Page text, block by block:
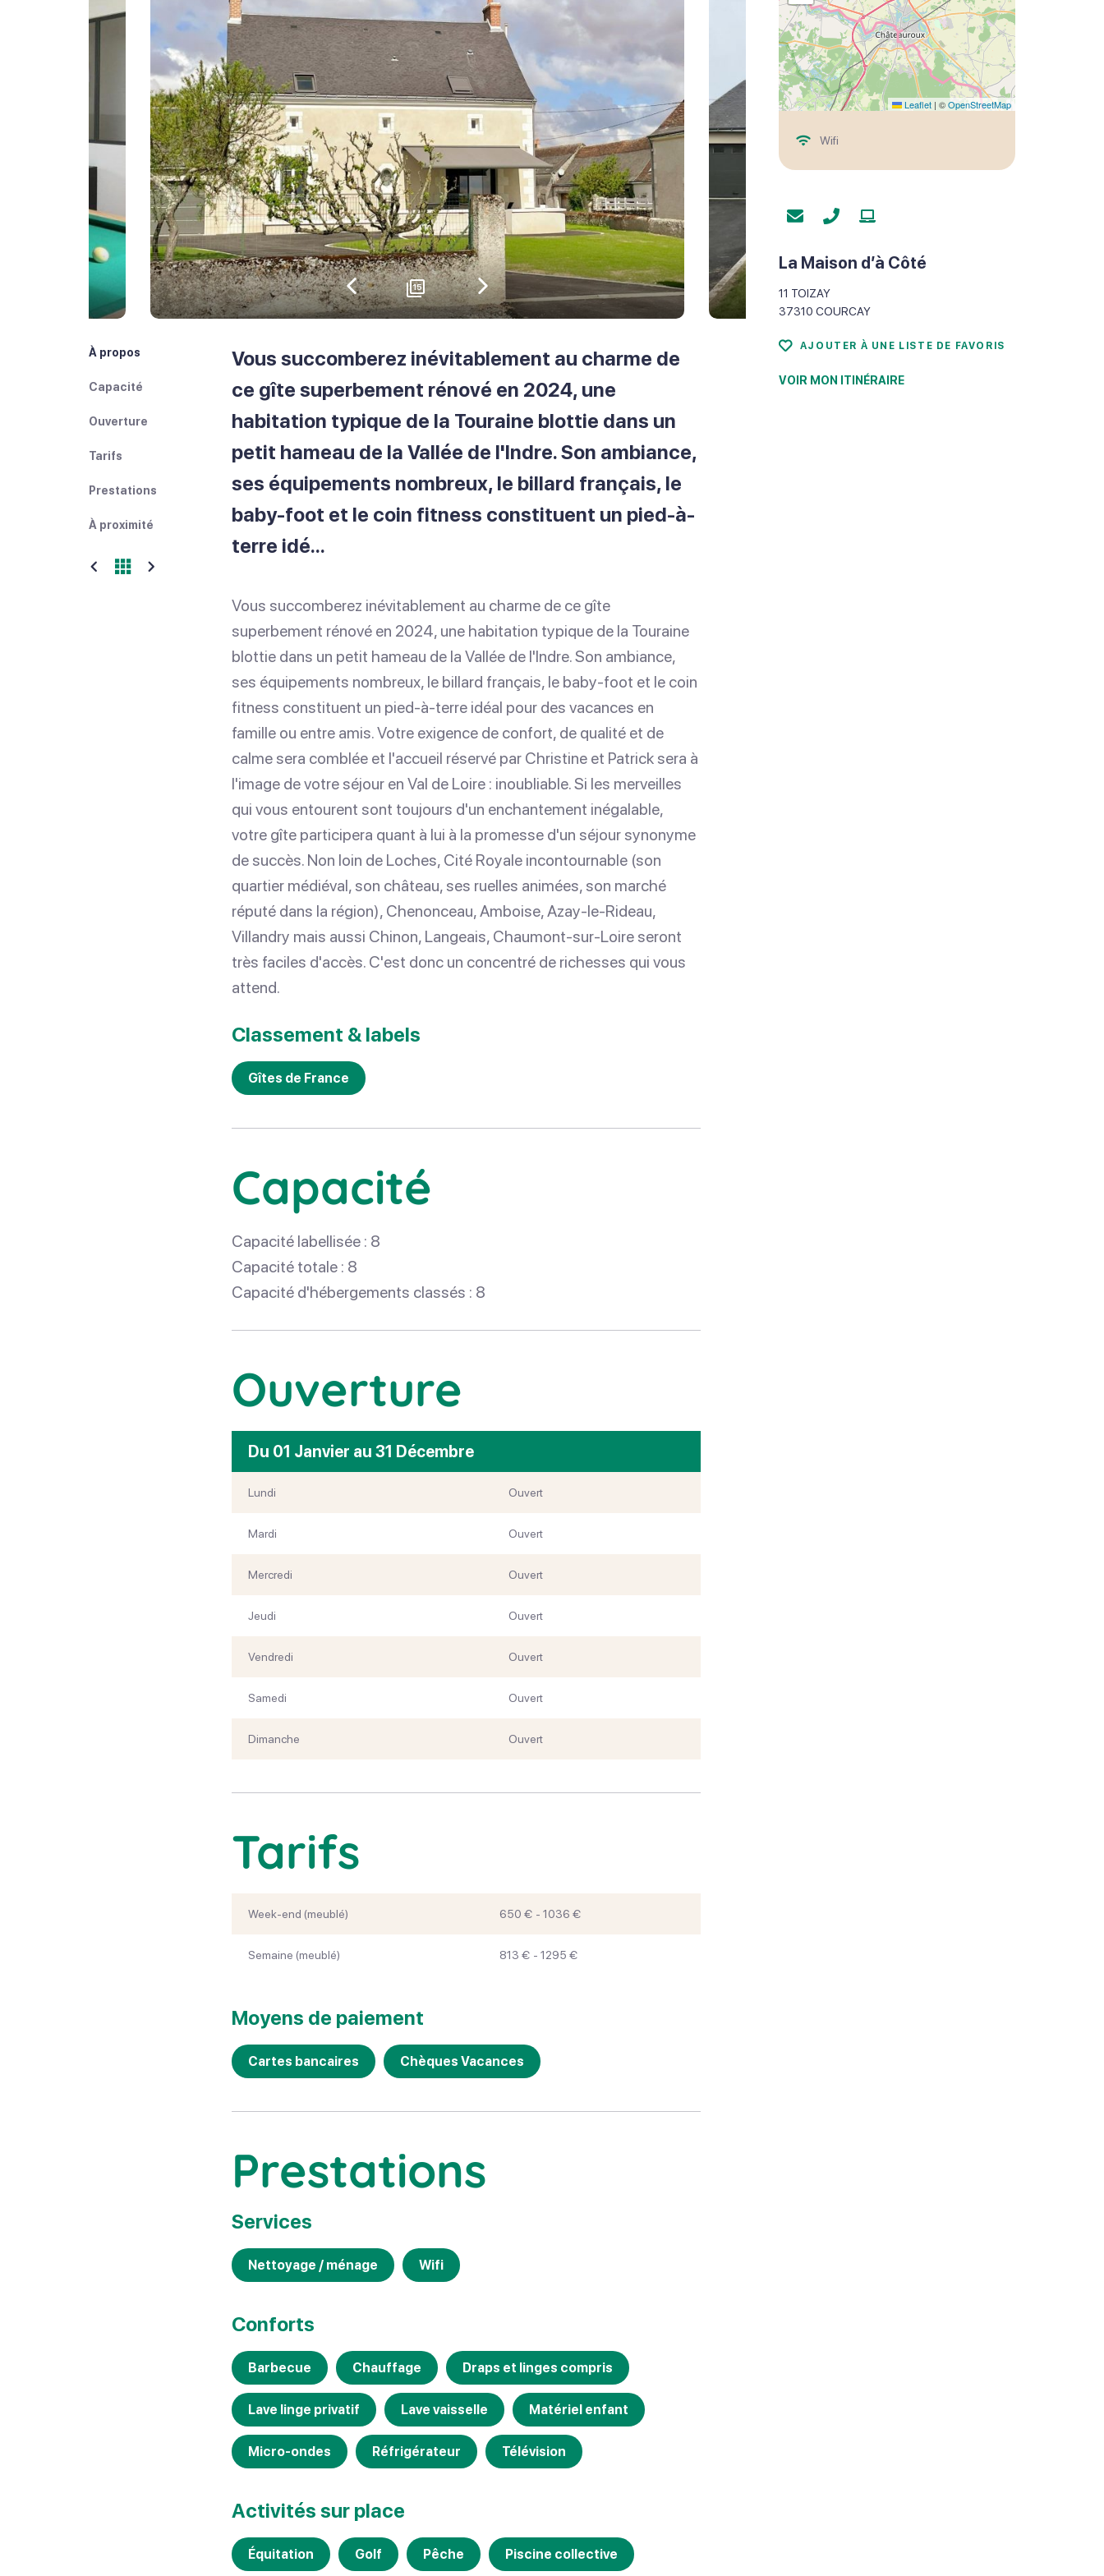
Suivant
Précédent
15
À propos
Capacité
Ouverture
Tarifs
Prestations
À proximité
Vous succomberez inévitablement au charme de
ce gîte superbement rénové en 2024, une
habitation typique de la Touraine blottie dans un
petit hameau de la Vallée de l'Indre. Son ambiance,
ses équipements nombreux, le billard français, le
baby-foot et le coin fitness constituent un pied-à-
terre idé...
Vous succomberez inévitablement au charme de ce gîte
superbement rénové en 2024, une habitation typique de la Touraine
blottie dans un petit hameau de la Vallée de l'Indre. Son ambiance,
ses équipements nombreux, le billard français, le baby-foot et le coin
fitness constituent un pied-à-terre idéal pour des vacances en
famille ou entre amis. Votre exigence de confort, de qualité et de
calme sera comblée et l'accueil réservé par Christine et Patrick sera à
l'image de votre séjour en Val de Loire : inoubliable. Si les merveilles
qui vous entourent sont toujours d'un enchantement inégalable,
votre gîte participera quant à lui à la promesse d'un séjour synonyme
de succès. Non loin de Loches, Cité Royale incontournable (son
quartier médiéval, son château, ses ruelles animées, son marché
réputé dans la région), Chenonceau, Amboise, Azay-le-Rideau,
Villandry mais aussi Chinon, Langeais, Chaumont-sur-Loire seront
très faciles d'accès. C'est donc un concentré de richesses qui vous
attend.
Classement & labels
Gîtes de France
Capacité
Capacité labellisée : 8
Capacité totale : 8
Capacité d'hébergements classés : 8
Ouverture
Du 01 Janvier au 31 Décembre
Lundi Ouvert
Mardi Ouvert
Mercredi Ouvert
Jeudi Ouvert
Vendredi Ouvert
Samedi Ouvert
Dimanche Ouvert
Tarifs
Week-end (meublé) 650 € - 1036 €
Semaine (meublé) 813 € - 1295 €
Moyens de paiement
Cartes bancaires Chèques Vacances
Prestations
Services
Nettoyage / ménage Wifi
Conforts
Barbecue Chauffage Draps et linges compris
Lave linge privatif Lave vaisselle Matériel enfant
Micro-ondes Réfrigérateur Télévision
Activités sur place
Équitation Golf Pêche Piscine collective
Leaflet | ©OpenStreetMap
Wifi
La Maison d’à Côté
11 TOIZAY
37310 COURCAY
AJOUTER À UNE LISTE DE FAVORIS
VOIR MON ITINÉRAIRE